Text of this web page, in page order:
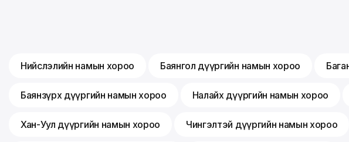
Нийслэлийн намын хороо Баянгол дүүргийн намын хороо
Баянзүрх дүүргийн намын хороо Налайх дүүргийн намын хороо
Хан-Уул дүүргийн намын хороо Чингэлтэй дүүргийн намын хороо